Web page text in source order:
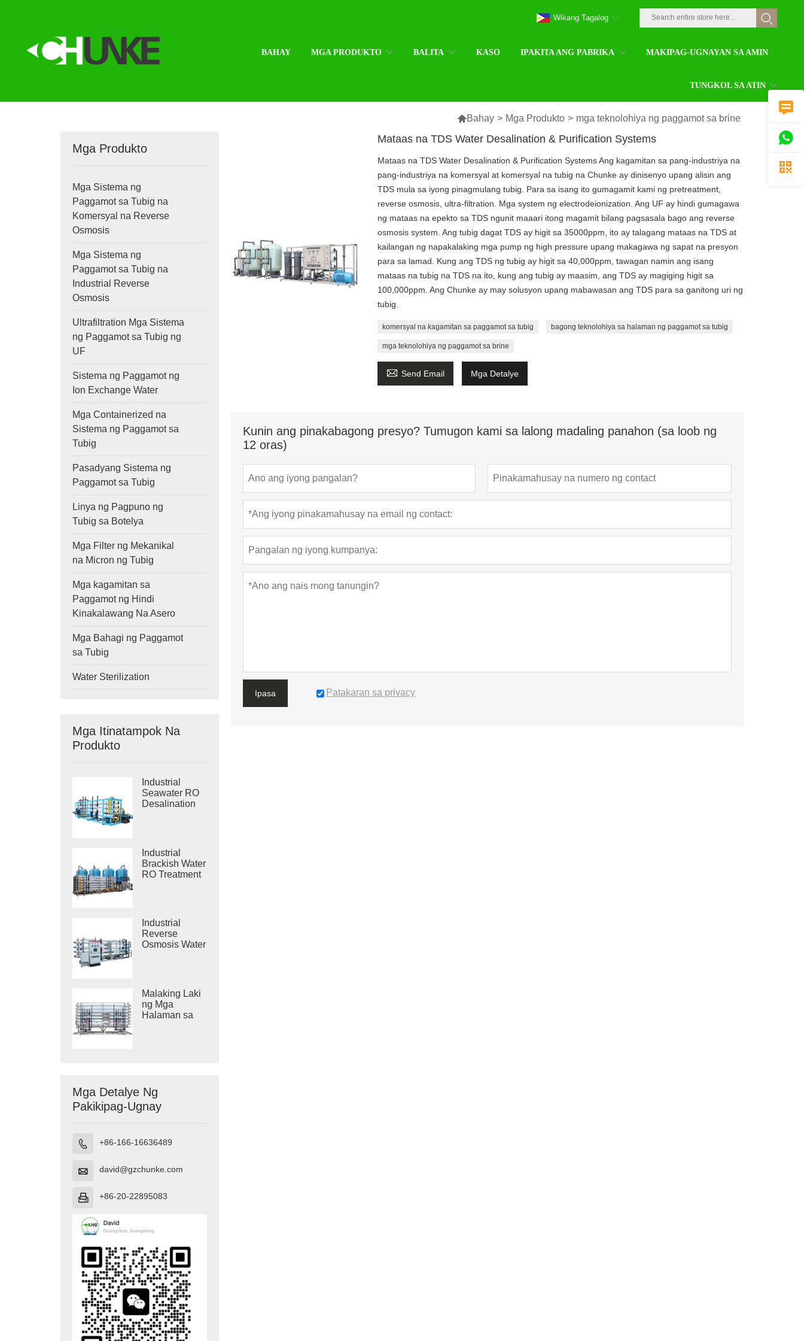
BAHAY MGA PRODUKTO BALITA KASO IPAKITA ANG PABRIKA MAKIPAG-UGNAYAN SA AMIN
TUNGKOL SA ATIN
Wikang Tagalog
Bahay > Mga Produkto > mga teknolohiya ng paggamot sa brine
Mga Produkto
Mga Sistema ng
Paggamot sa Tubig na
Komersyal na Reverse
Osmosis
Mga Sistema ng
Paggamot sa Tubig na
Industrial Reverse
Osmosis
Ultrafiltration Mga Sistema
ng Paggamot sa Tubig ng
UF
Sistema ng Paggamot ng
Ion Exchange Water
Mga Containerized na
Sistema ng Paggamot sa
Tubig
Pasadyang Sistema ng
Paggamot sa Tubig
Linya ng Pagpuno ng
Tubig sa Botelya
Mga Filter ng Mekanikal
na Micron ng Tubig
Mga kagamitan sa
Paggamot ng Hindi
Kinakalawang Na Asero
Mga Bahagi ng Paggamot
sa Tubig
Water Sterilization
Mga Itinatampok Na
Produkto
Industrial
Seawater RO
Desalination
Industrial
Brackish Water
RO Treatment
Industrial
Reverse
Osmosis Water
Malaking Laki
ng Mga
Halaman sa
Mga Detalye Ng
Pakikipag-Ugnay
 +86-166-16636489
 david@gzchunke.com
 +86-20-22895083
Mataas na TDS Water Desalination & Purification Systems
Mataas na TDS Water Desalination & Purification Systems Ang kagamitan sa pang-industriya na
pang-industriya na komersyal at komersyal na tubig na Chunke ay dinisenyo upang alisin ang
TDS mula sa iyong pinagmulang tubig. Para sa isang ito gumagamit kami ng pretreatment,
reverse osmosis, ultra-filtration. Mga system ng electrodeionization. Ang UF ay hindi gumagawa
ng mataas na epekto sa TDS ngunit maaari itong magamit bilang pagsasala bago ang reverse
osmosis system. Ang tubig dagat TDS ay higit sa 35000ppm, ito ay talagang mataas na TDS at
kailangan ng napakalaking mga pump ng high pressure upang makagawa ng sapat na presyon
para sa lamad. Kung ang TDS ng tubig ay higit sa 40,000ppm, tawagan namin ang isang
mataas na tubig na TDS na ito, kung ang tubig ay maasim, ang TDS ay magiging higit sa
100,000ppm. Ang Chunke ay may solusyon upang mabawasan ang TDS para sa ganitong uri ng
tubig.
komersyal na kagamitan sa paggamot sa tubig bagong teknolohiya sa halaman ng paggamot sa tubig
mga teknolohiya ng paggamot sa brine
 Send Email Mga Detalye
Kunin ang pinakabagong presyo? Tumugon kami sa lalong madaling panahon (sa loob ng
12 oras)
Ipasa Patakaran sa privacy


